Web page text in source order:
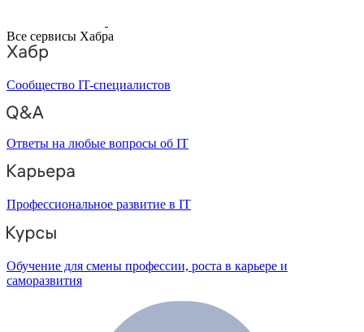
Все сервисы Хабра
Сообщество IT-специалистов
Ответы на любые вопросы об IT
Профессиональное развитие в IT
Обучение для смены профессии, роста в карьере и
саморазвития